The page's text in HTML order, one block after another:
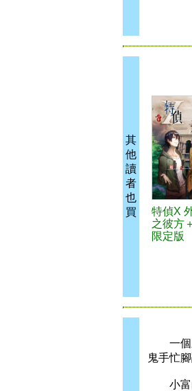
其
他
讀
者
也
買
特偵X
之彼方
限定版
一個廢
鬼手忙腳
小富的